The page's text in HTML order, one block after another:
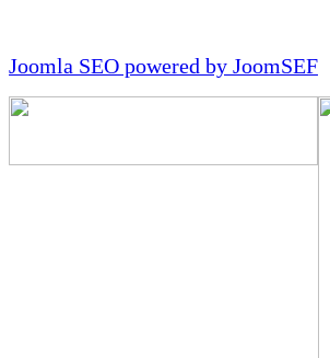
Joomla SEO powered by JoomSEF